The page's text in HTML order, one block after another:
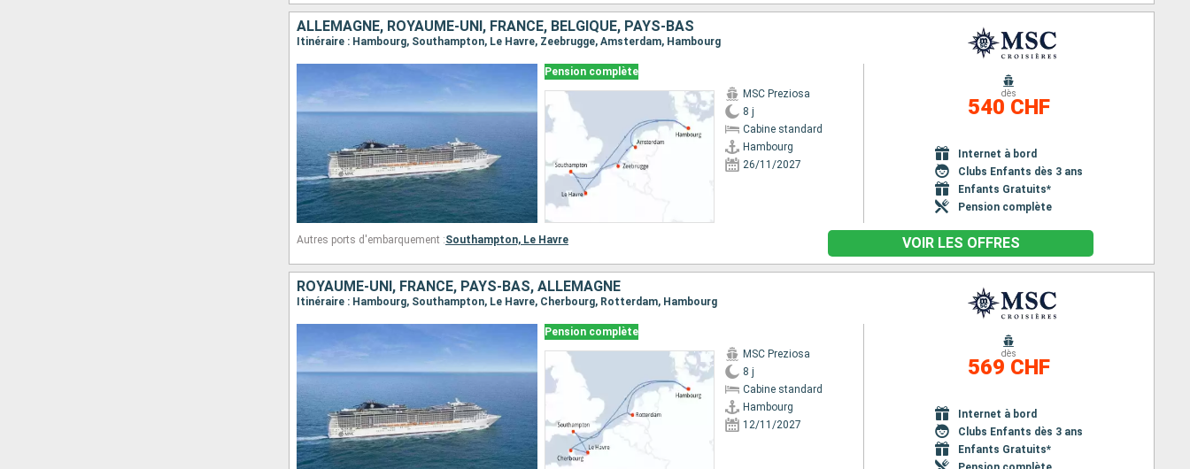
ALLEMAGNE, ROYAUME-UNI, FRANCE, BELGIQUE, PAYS-BAS
Itinéraire : Hambourg, Southampton, Le Havre, Zeebrugge, Amsterdam, Hambourg
Pension complète
MSC Preziosa
8 j
Cabine standard
Hambourg
26/11/2027
dès
540 CHF
Internet à bord
Clubs Enfants dès 3 ans
Enfants Gratuits*
Pension complète
Autres ports d'embarquement :Southampton, Le Havre VOIR LES OFFRES
ROYAUME-UNI, FRANCE, PAYS-BAS, ALLEMAGNE
Itinéraire : Hambourg, Southampton, Le Havre, Cherbourg, Rotterdam, Hambourg
Pension complète
MSC Preziosa
8 j
Cabine standard
Hambourg
12/11/2027
dès
569 CHF
Internet à bord
Clubs Enfants dès 3 ans
Enfants Gratuits*